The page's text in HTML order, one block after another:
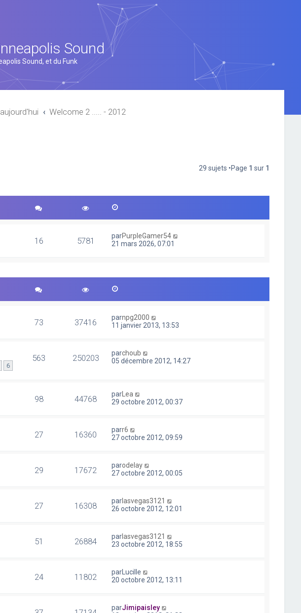
Sound
Sound, et du Funk
Welcome 2 ..... - 2012
29 sujets •Page 1 sur 1
16 5781 parPurpleGamer54
21 mars 2026, 07:01
73 37416 parnpg2000
11 janvier 2013, 13:53
6
563 250203 parchoub
05 décembre 2012, 14:27
98 44768 par Lea
29 octobre 2012, 00:37
27 16360 parr6
27 octobre 2012, 09:59
29 17672 parodelay
27 octobre 2012, 00:05
27 16308 parlasvegas3121
26 octobre 2012, 12:01
51 26884 parlasvegas3121
23 octobre 2012, 18:55
24 11802 par Lucille
20 octobre 2012, 13:11
parJimipaisley